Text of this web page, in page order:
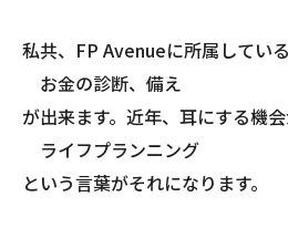
私共、FP Avenueに所属している
お金の診断、備え
が出来ます。近年、耳にする機
ライフプランニング
という言葉がそれになります。